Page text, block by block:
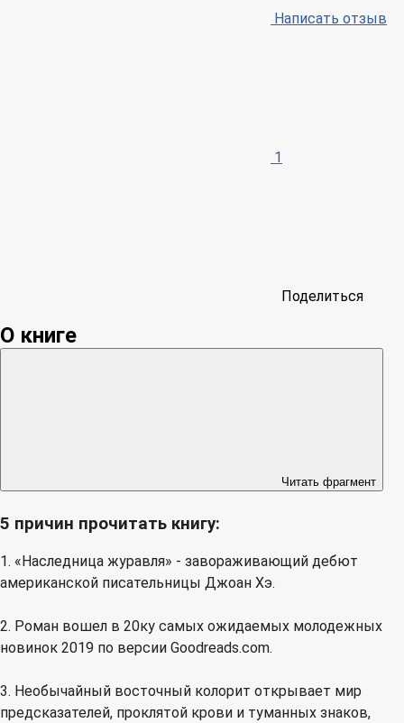
Написать отзыв
1
Поделиться
О книге
Читать фрагмент
5 причин прочитать книгу:
1. «Наследница журавля» - завораживающий дебют
американской писательницы Джоан Хэ.
2. Роман вошел в 20ку самых ожидаемых молодежных
новинок 2019 по версии Goodreads.com.
3. Необычайный восточный колорит открывает мир
предсказателей, проклятой крови и туманных знаков,